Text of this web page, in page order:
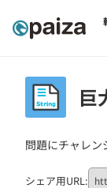
巨
問題にチャレン
シェア用URL: